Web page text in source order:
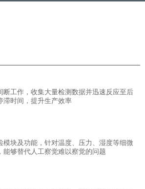
断工作，收集大量检测数据并迅速反应至后
滞时间，提升生产效率
模块及功能，针对温度、压力、湿度等细微
能够替代人工察觉难以察觉的问题